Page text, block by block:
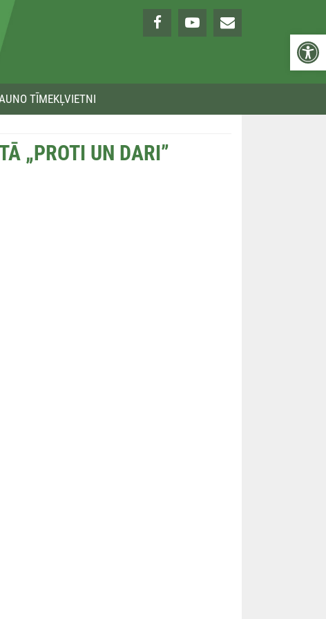
TĪMEKĻVIETNI
„PROTI UN DARI”